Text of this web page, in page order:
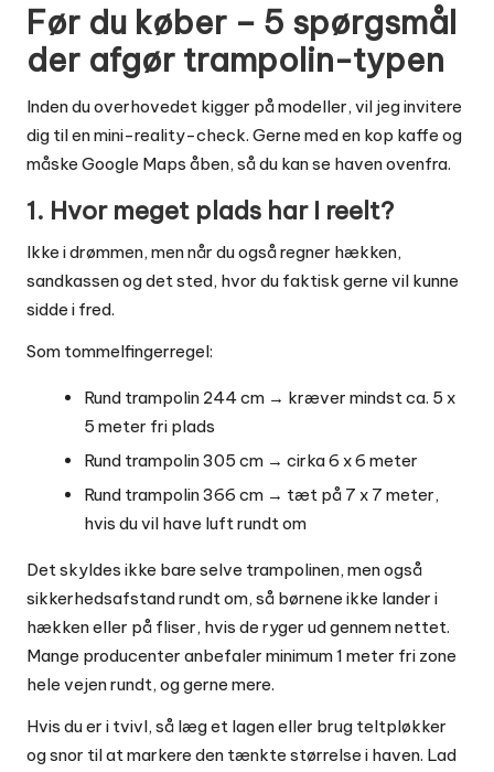
Før du køber – 5 spørgsmål
der afgør trampolin-typen
Inden du overhovedet kigger på modeller, vil jeg invitere
dig til en mini-reality-check. Gerne med en kop kaffe og
måske Google Maps åben, så du kan se haven ovenfra.
1. Hvor meget plads har I reelt?
Ikke i drømmen, men når du også regner hækken,
sandkassen og det sted, hvor du faktisk gerne vil kunne
sidde i fred.
Som tommelfingerregel:
Rund trampolin 244 cm → kræver mindst ca. 5 x
5 meter fri plads
Rund trampolin 305 cm → cirka 6 x 6 meter
Rund trampolin 366 cm → tæt på 7 x 7 meter,
hvis du vil have luft rundt om
Det skyldes ikke bare selve trampolinen, men også
sikkerhedsafstand rundt om, så børnene ikke lander i
hækken eller på fliser, hvis de ryger ud gennem nettet.
Mange producenter anbefaler minimum 1 meter fri zone
hele vejen rundt, og gerne mere.
Hvis du er i tvivl, så læg et lagen eller brug teltpløkker
og snor til at markere den tænkte størrelse i haven. Lad